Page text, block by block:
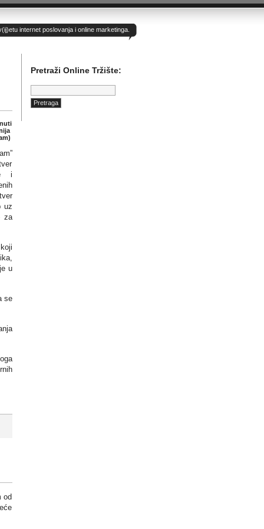
internet poslovanja i online marketinga.
i
uz
za
u
se
od
Pretraži Online Tržište:
Pretraga: